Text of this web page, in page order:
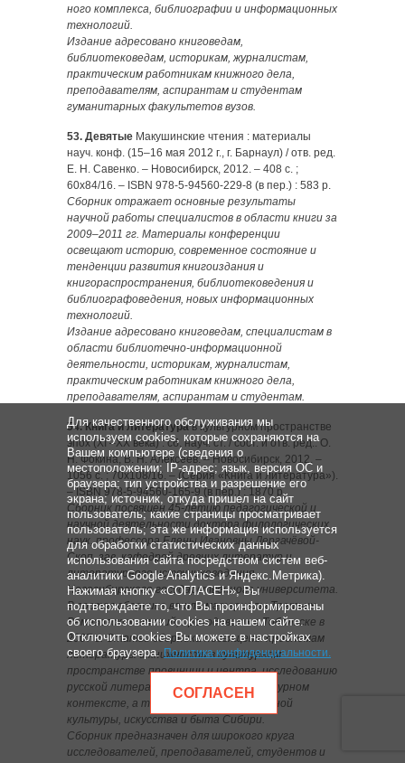
ного комплекса, библиографии и информационных
технологий.
Издание адресовано книговедам,
библиотековедам, историкам, журналистам,
практическим работникам книжного дела,
преподавателям, аспирантам и студентам
гуманитарных факультетов вузов.
53. Девятые Макушинские чтения : материалы
науч. конф. (15–16 мая 2012 г., г. Барнаул) / отв. ред.
Е. Н. Савенко. – Новосибирск, 2012. – 408 с. ;
60х84/16. – ISBN 978-5-94560-229-8 (в пер.) : 583 р.
Сборник отражает основные результаты
научной работы специалистов в области книги за
2009–2011 гг. Материалы конференции
освещают историю, современное состояние и
тенденции развития книгоиздания и
книгораспространения, библиотековедения и
библиографоведения, новых информационных
технологий.
Издание адресовано книговедам, специалистам в
области библиотечно-информационной
деятельности, историкам, журналистам,
практическим работникам книжного дела,
преподавателям, аспирантам и студентам.
54. Книга и литературав культурном пространстве
эпох (XI –XX века) : сб. науч. ст. / сост. и отв. ред.: О.
Н. Фокина, В. Н. Алексеев. – Новосибирск, 2012. –
1056 с. ; 70х108/16. – (Серия «Книга и литература»).
– ISBN 978-5-94560-165-9 (в пер.) : 1870 р.
Сборник посвящен 45-летию педагогической и
научной деятельности доктора филологических
наук, профессора Елены Ивановны Дергачёвой-
Скоп, зав. кафедрой древних литератур и
литературного источниковедения
Новосибирского государственного университета.
В состав сборника вошли материалы Третьих
Ремезовских чтений, проходивших в Тобольске в
2007 г. Статьи сборника посвящены проблемам
литературы и книжности в культурном
пространстве провинции и центра, исследованию
русской литературы в историко-культурном
контексте, а также самобытной книжной
культуры, искусства и быта Сибири.
Сборник предназначен для широкого круга
исследователей, преподавателей, студентов и
Для качественного обслуживания мы
используем cookies, которые сохраняются на
Вашем компьютере (сведения о
местоположении; IP-адрес; язык, версия ОС и
браузера; тип устройства и разрешение его
экрана; источник, откуда пришел на сайт
пользователь; какие страницы просматривает
пользователь; эта же информация используется
для обработки статистических данных
использования сайта посредством систем веб-
аналитики Google Analytics и Яндекс.Метрика).
Нажимая кнопку «СОГЛАСЕН», Вы
подтверждаете то, что Вы проинформированы
об использовании cookies на нашем сайте.
Отключить cookies Вы можете в настройках
своего браузера.Политика конфиденциальности.
СОГЛАСЕН